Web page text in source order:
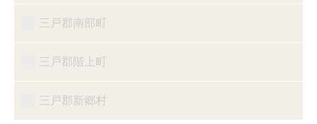
三戸郡南部町
三戸郡階上町
三戸郡新郷村